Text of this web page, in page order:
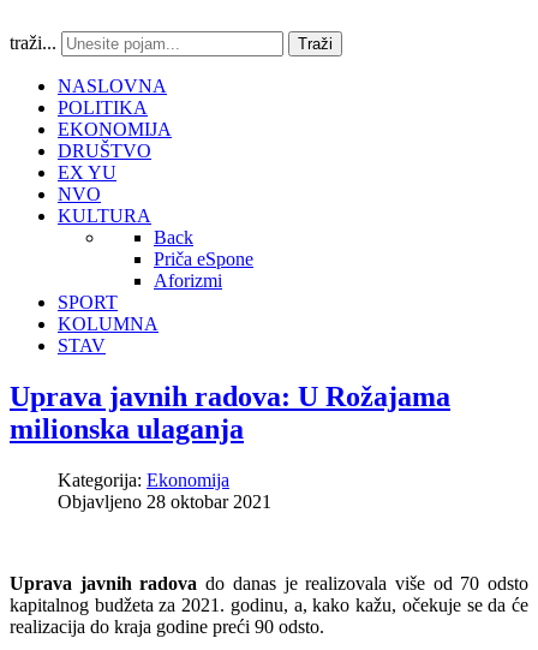
traži... Traži
NASLOVNA
POLITIKA
EKONOMIJA
DRUŠTVO
EX YU
NVO
KULTURA
Back
Priča eSpone
Aforizmi
SPORT
KOLUMNA
STAV
Uprava javnih radova: U Rožajama
milionska ulaganja
Kategorija: Ekonomija
Objavljeno 28 oktobar 2021
Uprava javnih radova do danas je realizovala više od 70 odsto
kapitalnog budžeta za 2021. godinu, a, kako kažu, očekuje se da će
realizacija do kraja godine preći 90 odsto.